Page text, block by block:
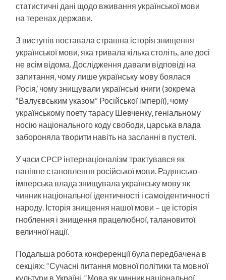
статистичні дані щодо вживання української мови
на теренах держави.
З виступів поставала страшна історія знищення
української мови, яка тривала кілька століть, aле досі
не всім відома. Дослідження давали відповіді на
запитання, чому лише українську мову боялася
Росія,’ чому знищу­вали українські книги (зокрема
“Валуєвським указом” Ро­сійської імперії), чому
українському поету тарасу Шевченку, геніальному
носію національного коду свободи, царська влада
забороняла творити навіть на засланні в пустелі.
У часи CPCP інтернаціоналізм трактувався як
панівне становлення російської мови. Радянсько-
імперська влада знищувала українську мову як
чинник національної ідентичності і самоідентичності
народу. Історія знищення нашої мови – це історія
гноблення і знищення працелюбної, талановитої
величної нації.
Подальша робота конференції була передбачена в
секціях: “Сучасні питання мовної політики та мовної
культури в Україні, “Мова як чинник національної